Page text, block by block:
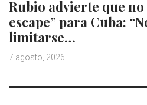
Rubio advierte que
escape” para Cuba:
limitarse…
7 agosto, 2026